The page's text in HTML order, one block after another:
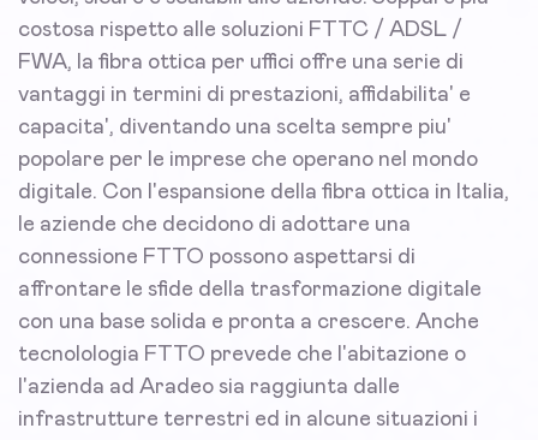
costosa rispetto alle soluzioni FTTC / ADSL /
FWA, la fibra ottica per uffici offre una serie di
vantaggi in termini di prestazioni, affidabilita' e
capacita', diventando una scelta sempre piu'
popolare per le imprese che operano nel mondo
digitale. Con l'espansione della fibra ottica in Italia,
le aziende che decidono di adottare una
connessione FTTO possono aspettarsi di
affrontare le sfide della trasformazione digitale
con una base solida e pronta a crescere. Anche
tecnolologia FTTO prevede che l'abitazione o
l'azienda ad Aradeo sia raggiunta dalle
infrastrutture terrestri ed in alcune situazioni i